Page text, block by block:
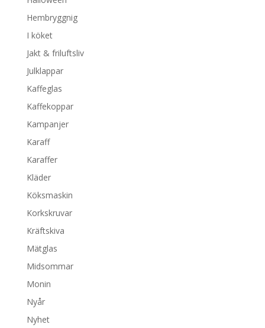
Hembryggnig
I köket
Jakt & friluftsliv
Julklappar
Kaffeglas
Kaffekoppar
Kampanjer
Karaff
Karaffer
Kläder
Köksmaskin
Korkskruvar
Kräftskiva
Mätglas
Midsommar
Monin
Nyår
Nyhet